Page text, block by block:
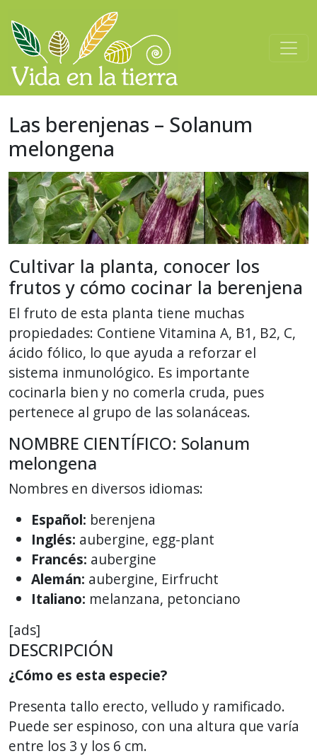
Saltar al contenido
Navegación principal
Las berenjenas – Solanum
melongena
Cultivar la planta, conocer los
frutos y cómo cocinar la berenjena
El fruto de esta planta tiene muchas
propiedades: Contiene Vitamina A, B1, B2, C,
ácido fólico, lo que ayuda a reforzar el
sistema inmunológico. Es importante
cocinarla bien y no comerla cruda, pues
pertenece al grupo de las solanáceas.
NOMBRE CIENTÍFICO: Solanum
melongena
Nombres en diversos idiomas:
Español: berenjena
Inglés: aubergine, egg-plant
Francés: aubergine
Alemán: aubergine, Eirfrucht
Italiano: melanzana, petonciano
[ads]
DESCRIPCIÓN
¿Cómo es esta especie?
Presenta tallo erecto, velludo y ramificado.
Puede ser espinoso, con una altura que varía
entre los 3 y los 6 cm.